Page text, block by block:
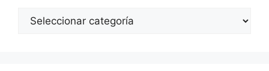
Categorías